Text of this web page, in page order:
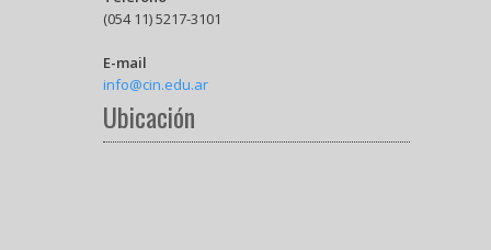
(054 11) 5217-3101
E-mail
info@cin.edu.ar
Ubicación